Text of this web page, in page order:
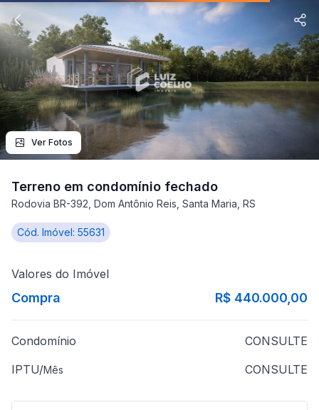
Ver Fotos
Valores do Imóvel
Compra R$ 440.000,00
Condomínio
CONSULTE
IPTU/Mês CONSULTE
Terreno em condomínio fechado
Rodovia BR-392, Dom Antônio Reis, Santa Maria, RS
Cód. Imóvel: 55631